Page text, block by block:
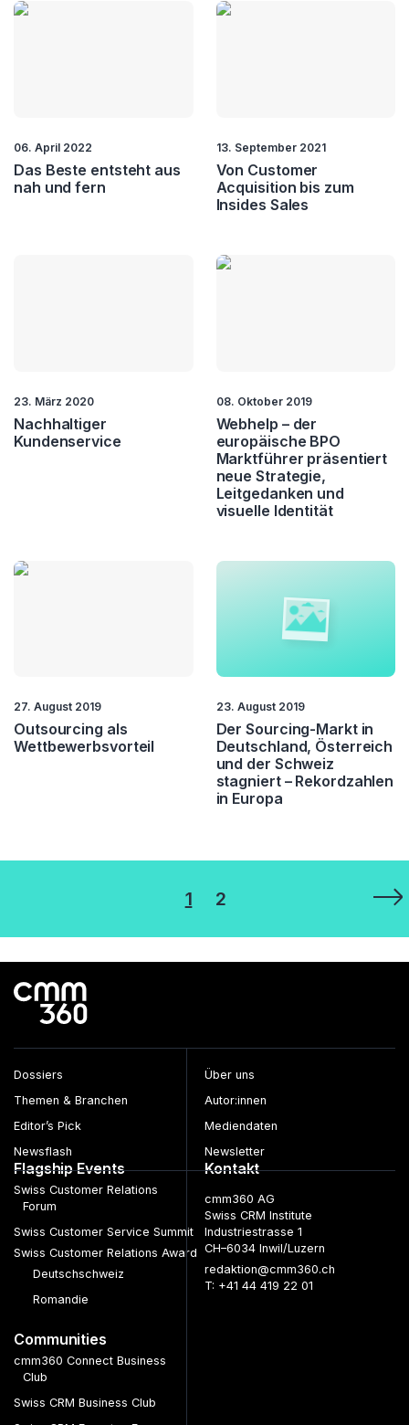
06. April 2022
Das Beste entsteht aus
nah und fern
13. September 2021
Von Customer
Acquisition bis zum
Insides Sales
23. März 2020
Nachhaltiger
Kundenservice
08. Oktober 2019
Webhelp – der
europäische BPO
Marktführer präsentiert
neue Strategie,
Leitgedanken und
visuelle Identität
27. August 2019
Outsourcing als
Wettbewerbsvorteil
23. August 2019
Der Sourcing-Markt in
Deutschland, Österreich
und der Schweiz
stagniert – Rekordzahlen
in Europa
Seitennummerierung
der
Beiträge
1 2
Dossiers
Themen & Branchen
Editor’s Pick
Newsflash
Über uns
Autor:innen
Mediendaten
Newsletter
Flagship Events
Swiss Customer Relations
Forum
Swiss Customer Service Summit
Swiss Customer Relations Award
Deutschschweiz
Romandie
Communities
cmm360 Connect Business
Club
Swiss CRM Business Club
Kontakt
cmm360 AG
Swiss CRM Institute
Industriestrasse 1
CH–6034 Inwil/Luzern
redaktion@cmm360.ch
T: +41 44 419 22 01